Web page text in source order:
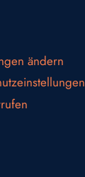
ändern